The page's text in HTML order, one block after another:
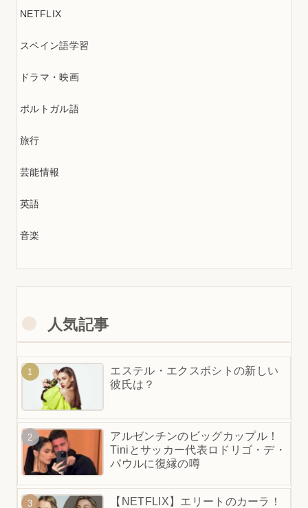
NETFLIX
スペイン語学習
ドラマ・映画
ポルトガル語
旅行
芸能情報
英語
音楽
人気記事
エステル・エクスポシトの新しい
彼氏は？
アルゼンチンのビッグカップル！
Tiniとサッカー代表ロドリゴ・デ・
パウルに復縁の噂
【NETFLIX】エリートのカーラ！